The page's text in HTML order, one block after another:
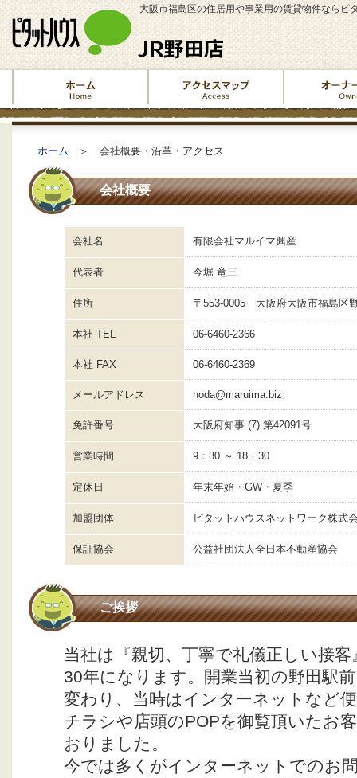
大阪市福島区の住居用や事業用の賃貸物件ならピ
ホーム ＞ 会社概要・沿革・アクセス
会社概要
会社名 有限会社マルイマ興産
代表者 今堀 竜三
住所 〒553-0005 大阪府大阪市福島区
本社 TEL 06-6460-2366
本社 FAX 06-6460-2369
メールアドレス noda@maruima.biz
免許番号 大阪府知事 (7) 第42091号
営業時間 9：30 ～ 18：30
定休日 年末年始・GW・夏季
加盟団体 ピタットハウスネットワーク株式
保証協会 公益社団法人全日本不動産協会
ご挨拶
当社は『親切、丁寧で礼儀正しい接
30年になります。開業当初の野田駅
変わり、当時はインターネットなど
チラシや店頭のPOPを御覧頂いたお
おりました。
今では多くがインターネットでのお